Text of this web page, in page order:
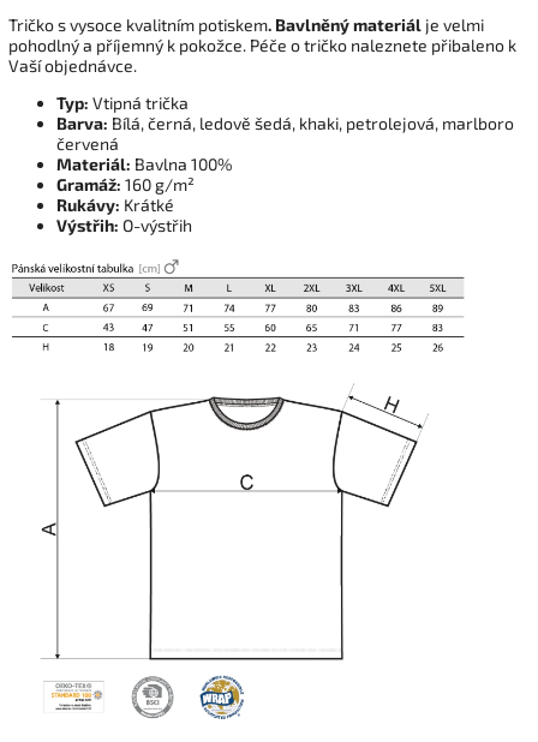
Tričko s vysoce kvalitním potiskem. Bavlněný materiál je velmi
pohodlný a příjemný k pokožce. Péče o tričko naleznete přibaleno k
Vaší objednávce.
Typ: Vtipná trička
Barva: Bílá, černá, ledově šedá, khaki, petrolejová, marlboro
červená
Materiál: Bavlna 100%
Gramáž: 160 g/m²
Rukávy: Krátké
Výstřih: O-výstřih